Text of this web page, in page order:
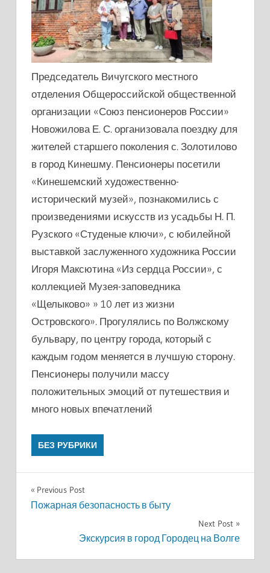
Председатель Вичугского местного
отделения Общероссийской общественной
организации «Союз пенсионеров России»
Новожилова Е. С. организовала поездку для
жителей старшего поколения с. Золотилово
в город Кинешму. Пенсионеры посетили
«Кинешемский художественно-
исторический музей», познакомились с
произведениями искусств из усадьбы Н. П.
Рузского «Студеные ключи», с юбилейной
выставкой заслуженного художника России
Игоря Максютина «Из сердца России», с
коллекцией Музея-заповедника
«Щелыково» » 10 лет из жизни
Островского». Прогулялись по Волжскому
бульвару, по центру города, который с
каждым годом меняется в лучшую сторону.
Пенсионеры получили массу
положительных эмоций от путешествия и
много новых впечатлений
БЕЗ РУБРИКИ
Навигация
записям
Previous Post
Пожарная безопасность в быту
Next Post
Экскурсия в город Городец на Волге